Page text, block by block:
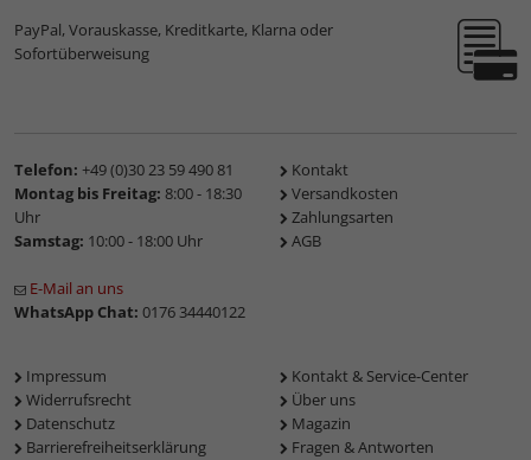
PayPal, Vorauskasse, Kreditkarte, Klarna oder
Sofortüberweisung
Telefon: +49 (0)30 23 59 490 81
Montag bis Freitag: 8:00 - 18:30
Uhr
Samstag: 10:00 - 18:00 Uhr
E-Mail an uns
WhatsApp Chat: 0176 34440122
Kontakt
Versandkosten
Zahlungsarten
AGB
Impressum
Widerrufsrecht
Datenschutz
Barrierefreiheitserklärung
Kontakt & Service-Center
Über uns
Magazin
Fragen & Antworten